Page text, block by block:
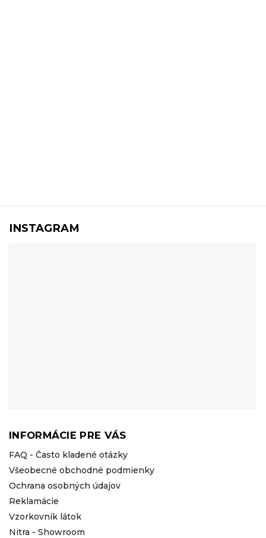
INFORMÁCIE PRE VÁS
FAQ - Často kladené otázky
Všeobecné obchodné podmienky
Ochrana osobných údajov
Reklamácie
Vzorkovník látok
Nitra - Showroom
INSTAGRAM